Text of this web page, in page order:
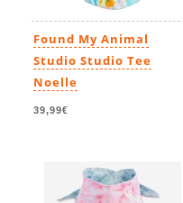
Found My Animal
Studio Studio Tee
Noelle
39,99€